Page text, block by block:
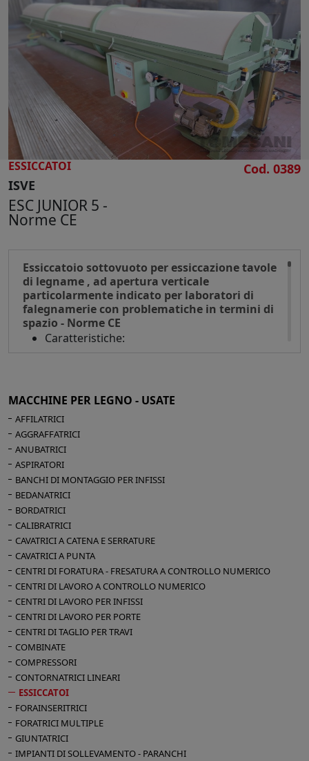
CERCA
ESSICCATOI
ISVE
ESC JUNIOR 5 -
Norme CE
Cod. 0389
Essiccatoio sottovuoto per essiccazione tavole
di legname , ad apertura verticale
particolarmente indicato per laboratori di
falegnamerie con problematiche in termini di
spazio - Norme CE
Caratteristiche:
gli ingombri
Gli impianti di essiccazione sottovuoto ESC
ad apertura verticale funzionano a basse
temperature e permettono l’evaporazione
dell’acqua contenuta nel legname da trattare
senza sottoporlo a sbalzi termici che
possono causare fessurazioni e
deformazioni
L’acqua evaporata che rimane in sospensione
nel contenitore mantiene continuamente
umidificate le superfici del materiale in
essiccazione, evitando in tal modo il formarsi
delle piccole spaccature che si verificano
frequentemente con altri sistemi di
essiccazione
Il gradiente di umidità necessario tra
ambiente e materiale, viene costantemente
mantenuto per mezzo di un condensatore
che fa precipitare il vapore in sospensione
Il condizionamento della camera di
essiccazione è mantenuto in modo costante
e preventivamente programmato a mezzo di
MACCHINE PER LEGNO - USATE
AFFILATRICI
AGGRAFFATRICI
ANUBATRICI
ASPIRATORI
BANCHI DI MONTAGGIO PER INFISSI
BEDANATRICI
BORDATRICI
CALIBRATRICI
CAVATRICI A CATENA E SERRATURE
CAVATRICI A PUNTA
CENTRI DI FORATURA - FRESATURA A CONTROLLO NUMERICO
CENTRI DI LAVORO A CONTROLLO NUMERICO
CENTRI DI LAVORO PER INFISSI
CENTRI DI LAVORO PER PORTE
CENTRI DI TAGLIO PER TRAVI
COMBINATE
COMPRESSORI
CONTORNATRICI LINEARI
ESSICCATOI
FORAINSERITRICI
FORATRICI MULTIPLE
GIUNTATRICI
IMPIANTI DI SOLLEVAMENTO - PARANCHI